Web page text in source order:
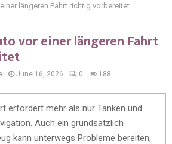
längeren Fahrt richtig vorbereitet
vor einer längeren Fahrt
June 16, 2026 0 188
erfordert mehr als nur Tanken und
Auch ein grundsätzlich
kann unterwegs Probleme bereiten,